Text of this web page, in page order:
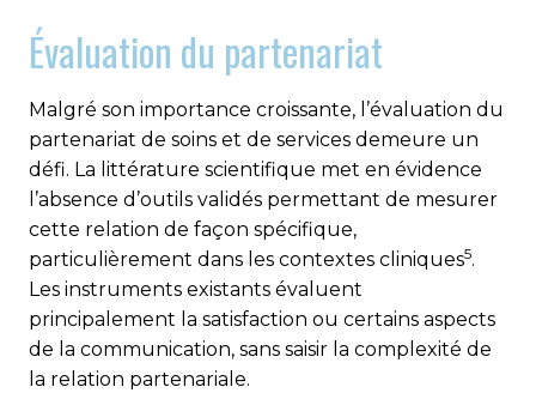
Évaluation du partenariat
Malgré son importance croissante, l’évaluation du
partenariat de soins et de services demeure un
défi. La littérature scientifique met en évidence
l’absence d’outils validés permettant de mesurer
cette relation de façon spécifique,
particulièrement dans les contextes cliniques5.
Les instruments existants évaluent
principalement la satisfaction ou certains aspects
de la communication, sans saisir la complexité de
la relation partenariale.